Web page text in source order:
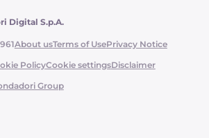
Digital S.p.A.
About usTerms of UsePrivacy Notice
PolicyCookie settingsDisclaimer
Group